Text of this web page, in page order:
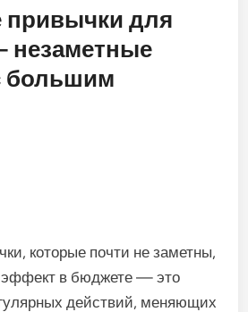
привычки для
большим
которые почти не заметны,
в бюджете — это
действий, меняющих